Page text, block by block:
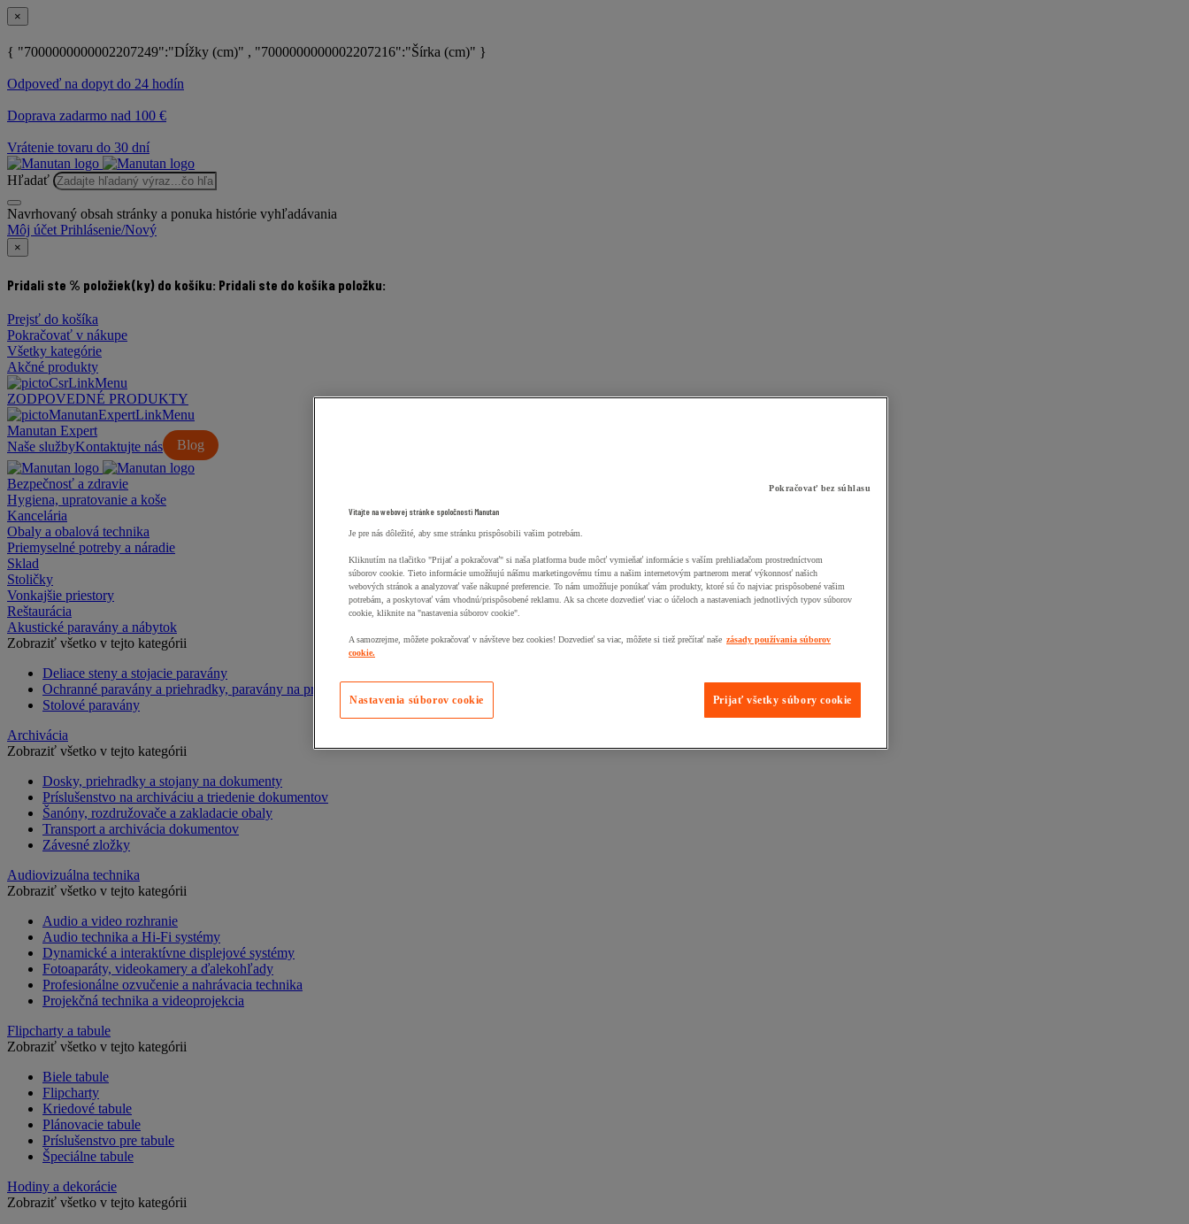
×
{ "7000000000002207249":"Dĺžky (cm)" , "7000000000002207216":"Šírka (cm)" }
Odpoveď na dopyt do 24 hodín
Doprava zadarmo nad 100 €
Vrátenie tovaru do 30 dní
Hľadať
Navrhovaný obsah stránky a ponuka histórie vyhľadávania
Môj účet Prihlásenie/Nový
×
Pridali ste % položiek(ky) do košíku: Pridali ste do košíka položku:
Prejsť do košíka
Pokračovať v nákupe
Všetky kategórie
Akčné produkty
ZODPOVEDNÉ PRODUKTY
Manutan Expert
Naše služby
Blog
Kontaktujte nás
Bezpečnosť a zdravie
Hygiena, upratovanie a koše
Kancelária
Obaly a obalová technika
Priemyselné potreby a náradie
Sklad
Stoličky
Vonkajšie priestory
Reštaurácia
Akustické paravány a nábytok
Zobraziť všetko v tejto kategórii
Deliace steny a stojacie paravány
Ochranné paravány a priehradky, paravány na priehradky
Stolové paravány
Archivácia
Zobraziť všetko v tejto kategórii
Dosky, priehradky a stojany na dokumenty
Príslušenstvo na archiváciu a triedenie dokumentov
Šanóny, rozdružovače a zakladacie obaly
Transport a archivácia dokumentov
Závesné zložky
Audiovizuálna technika
Zobraziť všetko v tejto kategórii
Audio a video rozhranie
Audio technika a Hi-Fi systémy
Dynamické a interaktívne displejové systémy
Fotoaparáty, videokamery a ďalekohľady
Profesionálne ozvučenie a nahrávacia technika
Projekčná technika a videoprojekcia
Flipcharty a tabule
Zobraziť všetko v tejto kategórii
Biele tabule
Flipcharty
Kriedové tabule
Plánovacie tabule
Príslušenstvo pre tabule
Špeciálne tabule
Hodiny a dekorácie
Zobraziť všetko v tejto kategórii
Pokračovať bez súhlasu
Vitajte na webovej stránke spoločnosti Manutan
Je pre nás dôležité, aby sme stránku prispôsobili vašim potrebám.
Kliknutím na tlačitko "Prijať a pokračovať" si naša platforma bude môcť vymieňať informácie s vaším prehliadačom prostredníctvom
súborov cookie. Tieto informácie umožňujú nášmu marketingovému tímu a našim internetovým partnerom merať výkonnosť našich
webových stránok a analyzovať vaše nákupné preferencie. To nám umožňuje ponúkať vám produkty, ktoré sú čo najviac prispôsobené vašim
potrebám, a poskytovať vám vhodnú/prispôsobené reklamu. Ak sa chcete dozvedieť viac o účeloch a nastaveniach jednotlivých typov súborov
cookie, kliknite na "nastavenia súborov cookie".
A samozrejme, môžete pokračovať v návšteve bez cookies! Dozvedieť sa viac, môžete si tiež prečítať naše zásady používania súborov
cookie.
Prijať všetky súbory cookie
Nastavenia súborov cookie